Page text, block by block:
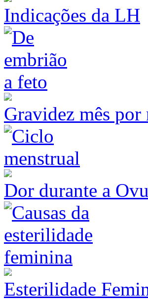
Indicações da LH
Gravidez mês por
Dor durante a
Esterilidade